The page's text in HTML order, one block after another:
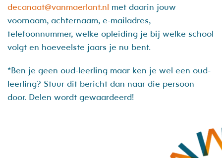
decanaat@vanmaerlant.nl met daarin jouw
voornaam, achternaam, e-mailadres,
telefoonnummer, welke opleiding je bij welke school
volgt en hoeveelste jaars je nu bent.
*Ben je geen oud-leerling maar ken je wel een oud-
leerling? Stuur dit bericht dan naar die persoon
door. Delen wordt gewaardeerd!